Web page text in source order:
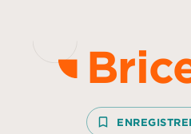
bookmark_border